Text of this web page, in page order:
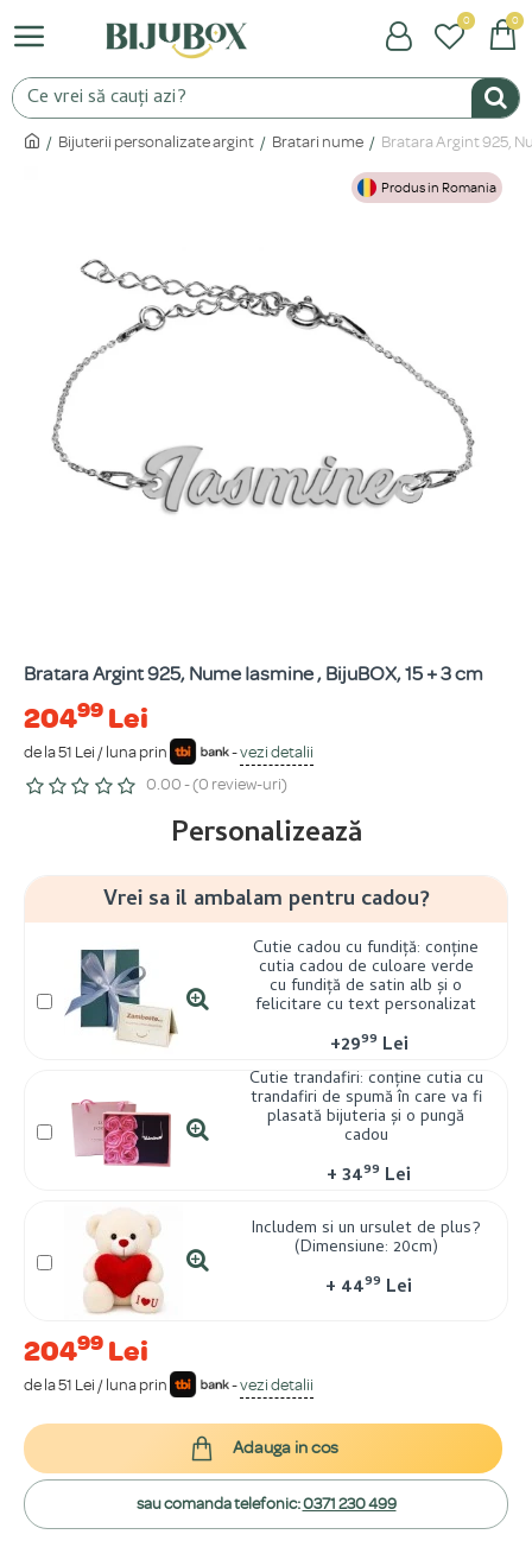
0 0
Bijuterii personalizate argint Bratari nume Bratara Argint 925,
Produs in Romania
Bratara Argint 925, Nume Iasmine , BijuBOX, 15 + 3 cm
20499 Lei
de la 51 Lei / luna prin -vezi detalii
0.00 - (0 review-uri)
20499 Lei
de la 51 Lei / luna prin -vezi detalii
Personalizează
Vrei sa il ambalam pentru cadou?
Cutie cadou cu fundiță: conține
cutia cadou de culoare verde
cu fundiță de satin alb și o
felicitare cu text personalizat
+2999 Lei
Cutie trandafiri: conține cutia cu
trandafiri de spumă în care va fi
plasată bijuteria și o pungă
cadou
+3499 Lei
Includem si un ursulet de plus?
(Dimensiune: 20cm)
+ 4499 Lei
Adauga in cos
sau comanda telefonic:0371 230 499